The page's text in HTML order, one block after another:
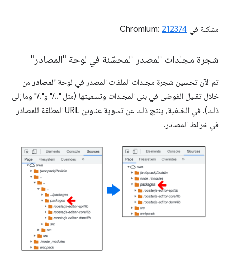
مشكلة في Chromium: 212374
شجرة مجلدات المصدر المحسّنة في لوحة "المصادر"
تم الآن تحسين شجرة مجلدات الملفات المصدر في لوحة المصادر من
خلال تقليل الفوضى في بنى المجلدات وتسميتها (مثل "../" و"./" وما إلى
ذلك). في الخلفية، ينتج ذلك عن تسوية عناوين URL المطلقة للمصادر
في خرائط المصادر.